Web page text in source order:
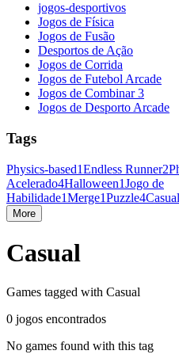
jogos-desportivos
Jogos de Física
Jogos de Fusão
Desportos de Ação
Jogos de Corrida
Jogos de Futebol Arcade
Jogos de Combinar 3
Jogos de Desporto Arcade
Tags
Physics-based1Endless Runner2
Acelerado4Halloween1Jogo de
Habilidade1Merge1Puzzle4Casual
More
Casual
Games tagged with Casual
0 jogos encontrados
No games found with this tag